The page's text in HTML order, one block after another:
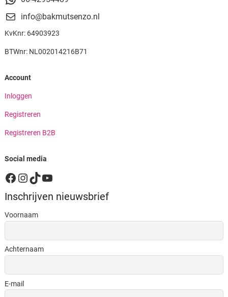
info@bakmutsenzo.nl
KvKnr: 64903923
BTWnr: NL002014216B71
Account
Inloggen
Registreren
Registreren B2B
Social media
Facebook
Instagram
TikTok
YouTube
Inschrijven nieuwsbrief
Voornaam
Achternaam
E-mail